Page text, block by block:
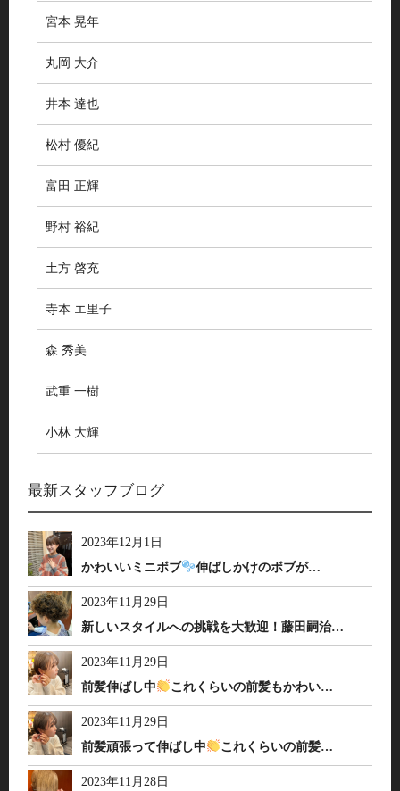
宮本 晃年
丸岡 大介
井本 達也
松村 優紀
富田 正輝
野村 裕紀
土方 啓充
寺本 エ里子
森 秀美
武重 一樹
小林 大輝
最新スタッフブログ
2023年12月1日
かわいいミニボブ
伸ばしかけのボブが…
2023年11月29日
新しいスタイルへの挑戦を大歓迎！藤田嗣治…
2023年11月29日
前髪伸ばし中
これくらいの前髪もかわい…
2023年11月29日
前髪頑張って伸ばし中
これくらいの前髪…
2023年11月28日